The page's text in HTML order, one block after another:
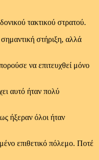
τακτικού στρατού.
στήριξη, αλλά
να επιτευχθεί μόνο
αυτό ήταν πολύ
ήξεραν όλοι ήταν
επιθετικό πόλεμο. Ποτέ